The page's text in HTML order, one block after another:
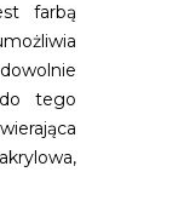
farbą
tego